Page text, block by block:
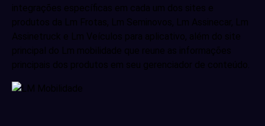
integrações específicas em cada um dos sites e
produtos da Lm Frotas, Lm Seminovos, Lm Assinecar, Lm
Assinetruck e Lm Veículos para aplicativo, além do site
principal do Lm mobilidade que reune as informações
principais dos produtos em seu gerenciador de conteúdo.